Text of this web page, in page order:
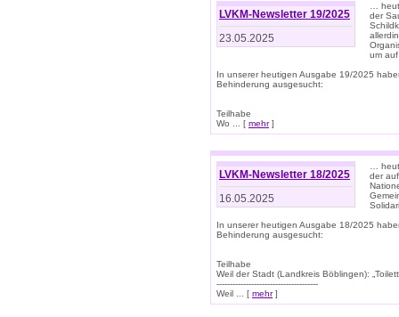
LVKM-Newsletter 19/2025
23.05.2025
…
der
um
In unserer heutigen Ausgabe 19/2025
Behinderung ausgesucht:
Teilhabe
Wo ... [ mehr]
LVKM-Newsletter 18/2025
16.05.2025
…
der
In unserer heutigen Ausgabe 18/2025
Behinderung ausgesucht:
Teilhabe
Weil der Stadt (Landkreis Böblingen):
--------------------------------------
Weil ... [ mehr]